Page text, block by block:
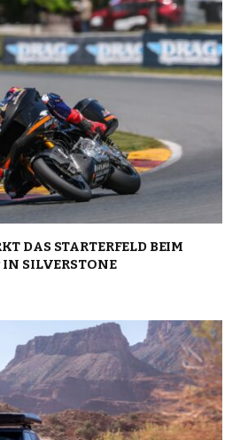
DAS STARTERFELD BEIM
IN SILVERSTONE